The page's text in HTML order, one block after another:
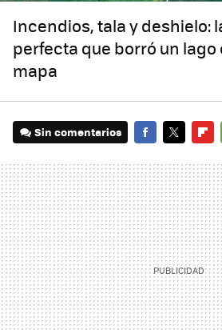
Incendios, tala y deshielo:
perfecta que borró un
mapa
Sin comentarios